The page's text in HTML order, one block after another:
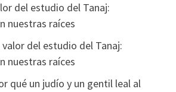
del estudio del Tanaj:
nuestras raíces
valor del estudio del Tanaj:
nuestras raíces
qué un judío y un gentil leal al